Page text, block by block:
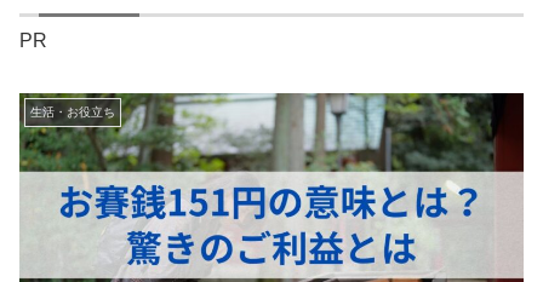
PR
生活・お役立ち